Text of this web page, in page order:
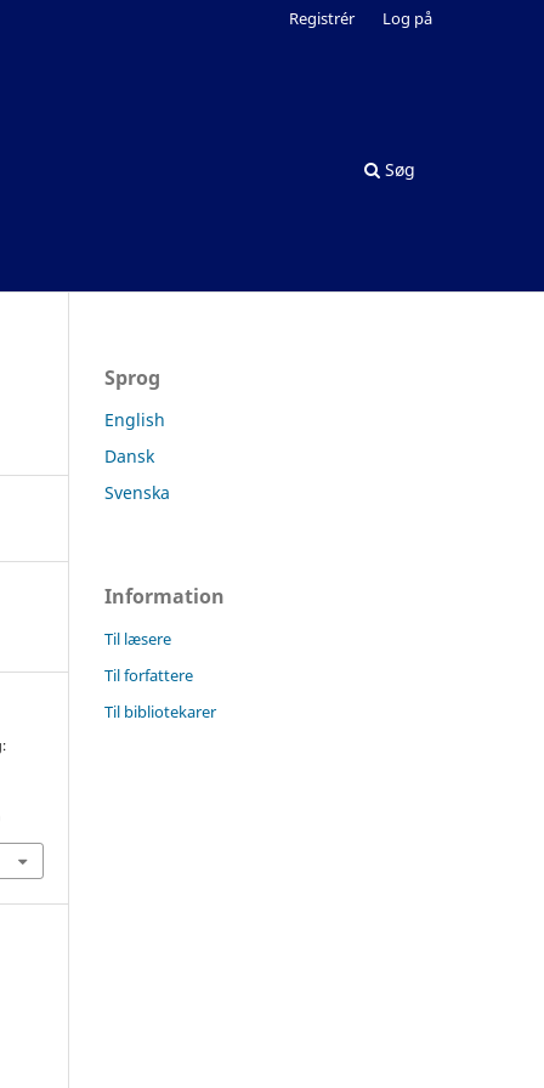
Søg
Registrér Log på
Sprog
English
Dansk
Svenska
Information
Til læsere
Til forfattere
Til bibliotekarer